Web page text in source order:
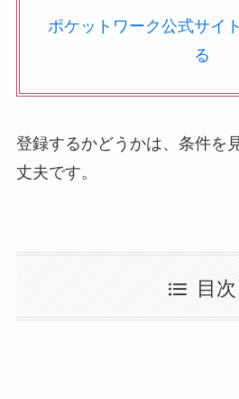
ポケットワーク公式サイ
る
登録するかどうかは、条件を
丈夫です。
目次